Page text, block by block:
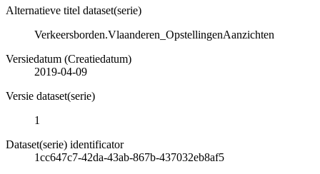
Alternatieve titel dataset(serie)
Verkeersborden.Vlaanderen_OpstellingenAanzichten
Versiedatum (Creatiedatum)
2019-04-09
Versie dataset(serie)
1
Dataset(serie) identificator
1cc647c7-42da-43ab-867b-437032eb8af5